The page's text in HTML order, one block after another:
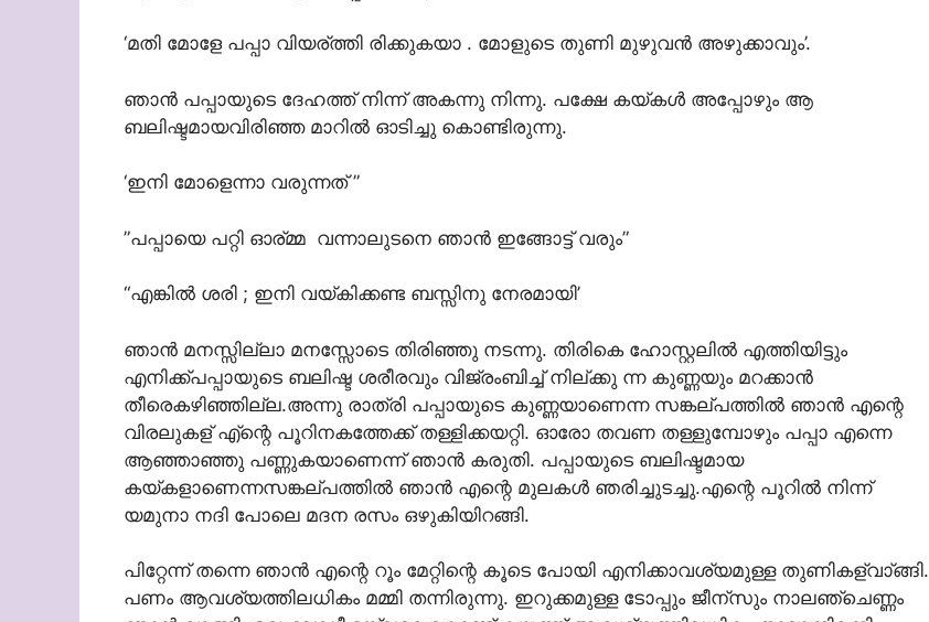
‘മതി മോളേ പപ്പാ വിയര്ത്തി രിക്കുകയാ . മോളുടെ തുണി മുഴുവന്‍ അഴുക്കാവും’.
ഞാന്‍ പപ്പായുടെ ദേഹത്ത് നിന്ന് അകന്നു നിന്നു. പക്ഷേ കയ്കള്‍ അപ്പോഴും ആ
ബലിഷ്ടമായവിരിഞ്ഞ മാറില്‍ ഓടിച്ചു കൊണ്ടിരുന്നു.
‘ഇനി മോളെന്നാ വരുന്നത് ”
”പപ്പായെ പറ്റി ഓര്മ്മ വന്നാലുടനെ ഞാന്‍ ഇങ്ങോട്ട് വരും”
“എങ്കില്‍ ശരി ; ഇനി വയ്കിക്കണ്ട ബസ്സിനു നേരമായി’
ഞാന്‍ മനസ്സില്ലാ മനസ്സോടെ തിരിഞ്ഞു നടന്നു. തിരികെ ഹോസ്റ്റലില്‍ എത്തിയിട്ടും
എനിക്ക്പപ്പായുടെ ബലിഷ്ട ശരീരവും വിജ്രംബിച്ച് നില്ക്കു ന്ന കുണ്ണയും മറക്കാന്‍
തീരെകഴിഞ്ഞില്ല.അന്നു രാത്രി പപ്പായുടെ കുണ്ണയാണെന്ന സങ്കല്പത്തില്‍ ഞാന്‍ എന്റെ
വിരലുകള് എ്ന്റെ പൂറിനകത്തേക്ക് തള്ളിക്കയറ്റി. ഓരോ തവണ തള്ളുമ്പോഴും പപ്പാ എന്നെ
ആഞ്ഞാഞ്ഞു പണ്ണുകയാണെന്ന് ഞാന്‍ കരുതി. പപ്പായുടെ ബലിഷ്ടമായ
കയ്കളാണെന്നസങ്കല്പത്തില്‍ ഞാന്‍ എന്റെ മുലകള്‍ ഞരിച്ചുടച്ചു.എന്റെ പൂറില്‍ നിന്ന്
യമുനാ നദി പോലെ മദന രസം ഒഴുകിയിറങ്ങി.
പിറ്റേന്ന് തന്നെ ഞാന്‍ എന്റെ റൂം മേറ്റിന്റെ കൂടെ പോയി എനിക്കാവശ്യമുള്ള തുണികള്വാ്ങ്ങി.
പണം ആവശ്യത്തിലധികം മമ്മി തന്നിരുന്നു. ഇറുക്കമുള്ള ടോപ്പും ജീന്സും നാലഞ്ചെണ്ണം